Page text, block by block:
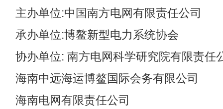
主办单位:中国南方电网有限责任公司
承办单位:博鳌新型电力系统协会
协办单位: 南方电网科学研究院有限责任
海南中远海运博鳌国际会务有限公司
海南电网有限责任公司